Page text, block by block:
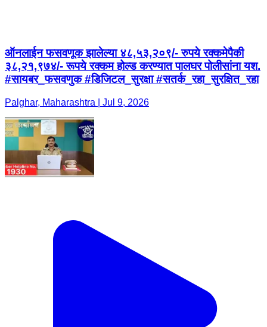
ऑनलाईन फसवणूक झालेल्या ४८,५३,२०९/- रुपये रक्कमेपैकी
३८,२१,९७४/- रूपये रक्कम होल्ड करण्यात पालघर पोलीसांना यश.
#सायबर_फसवणुक #डिजिटल_सुरक्षा #सतर्क_रहा_सुरक्षित_रहा
Palghar, Maharashtra | Jul 9, 2026